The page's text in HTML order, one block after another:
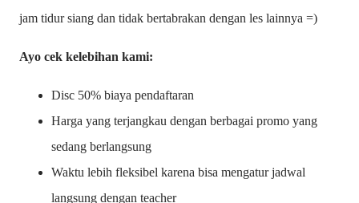
jam tidur siang dan tidak bertabrakan dengan les lainnya =)
Ayo cek kelebihan kami:
Disc 50% biaya pendaftaran
Harga yang terjangkau dengan berbagai promo yang
sedang berlangsung
Waktu lebih fleksibel karena bisa mengatur jadwal
langsung dengan teacher